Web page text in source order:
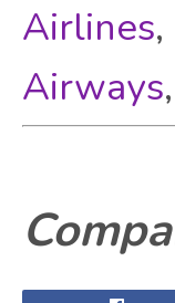
Airlines,
Airways,